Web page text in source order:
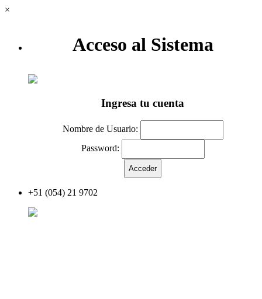
×
Acceso al Sistema
Ingresa tu cuenta
Nombre de Usuario:
Password:
+51 (054) 21 9702